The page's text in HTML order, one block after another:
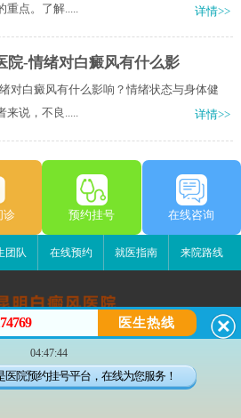
点。了解.....
详情>>
院-情绪对白癜风有什么影
对白癜风有什么影响？情绪状态与身体健
说，不良.....
详情>>
诊 预约挂号 在线咨询
团队 在线预约 就医指南 来院路线
明白癜风医院
市五华区护国路2号
有：昆明白癜风医院
医生热线
04:47:44
医院预约挂号平台，在线为您服务！